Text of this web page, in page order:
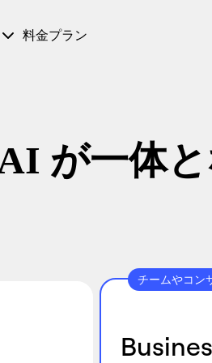
料金プラン
が一体
チームやコン